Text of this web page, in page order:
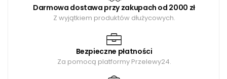
Darmowa dostawa przy zakupach od 2000 zł
Z wyjątkiem produktów dłużycowych.
Bezpieczne płatności
Za pomocą platformy Przelewy24.